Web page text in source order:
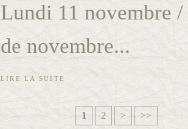
Lundi 11 novembre
de novembre...
LIRE LA SUITE
1 2 > >>